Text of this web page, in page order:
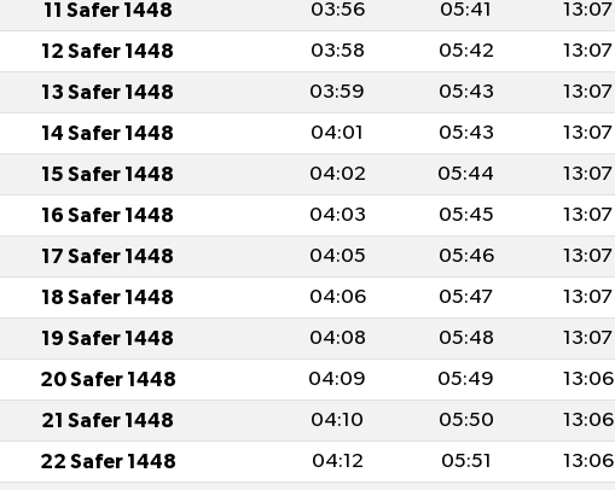
11 Safer 1448 03:56 05:41 13:07
12 Safer 1448 03:58 05:42 13:07
13 Safer 1448 03:59 05:43 13:07
14 Safer 1448 04:01 05:43 13:07
15 Safer 1448 04:02 05:44 13:07
16 Safer 1448 04:03 05:45 13:07
17 Safer 1448 04:05 05:46 13:07
18 Safer 1448 04:06 05:47 13:07
19 Safer 1448 04:08 05:48 13:07
20 Safer 1448 04:09 05:49 13:06
21 Safer 1448 04:10 05:50 13:06
22 Safer 1448 04:12 05:51 13:06